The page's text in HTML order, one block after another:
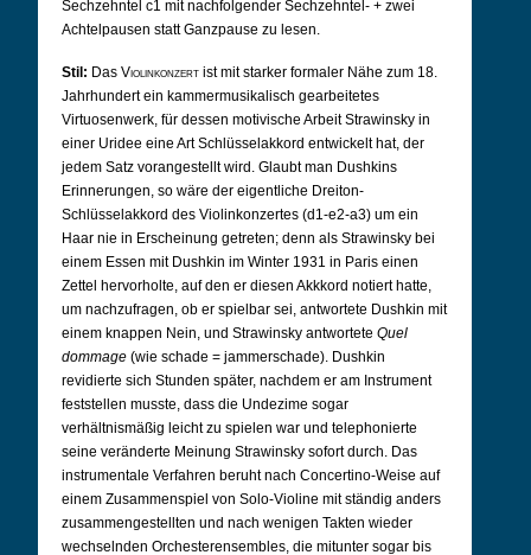
Sechzehntel c1 mit nachfolgender Sechzehntel- + zwei
Achtelpausen statt Ganzpause zu lesen.
Stil: Das Violinkonzert ist mit starker formaler Nähe zum 18.
Jahrhundert ein kammermusikalisch gearbeitetes
Virtuosenwerk, für dessen motivische Arbeit Strawinsky in
einer Uridee eine Art Schlüsselakkord entwickelt hat, der
jedem Satz vorangestellt wird. Glaubt man Dushkins
Erinnerungen, so wäre der eigentliche Dreiton-
Schlüsselakkord des Violinkonzertes (d1-e2-a3) um ein
Haar nie in Erscheinung getreten; denn als Strawinsky bei
einem Essen mit Dushkin im Winter 1931 in Paris einen
Zettel hervorholte, auf den er diesen Akkkord notiert hatte,
um nachzufragen, ob er spielbar sei, antwortete Dushkin mit
einem knappen Nein, und Strawinsky antwortete Quel
dommage (wie schade = jammerschade). Dushkin
revidierte sich Stunden später, nachdem er am Instrument
feststellen musste, dass die Undezime sogar
verhältnismäßig leicht zu spielen war und telephonierte
seine veränderte Meinung Strawinsky sofort durch. Das
instrumentale Verfahren beruht nach Concertino-Weise auf
einem Zusammenspiel von Solo-Violine mit ständig anders
zusammengestellten und nach wenigen Takten wieder
wechselnden Orchesterensembles, die mitunter sogar bis